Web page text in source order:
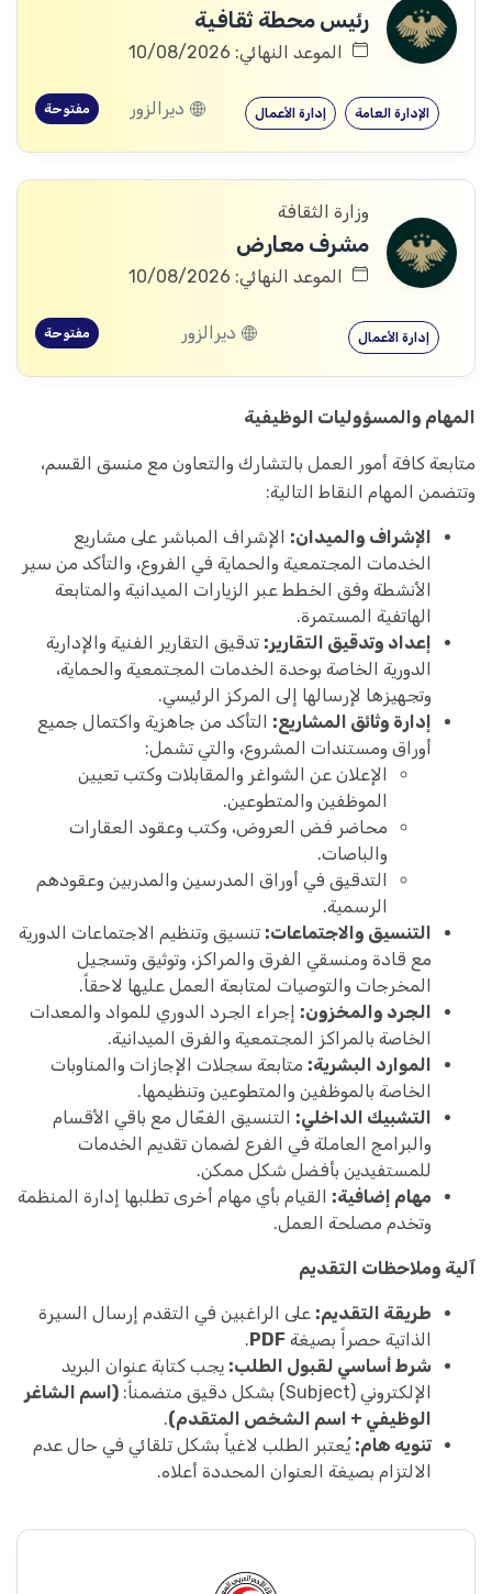
رئيس محطة ثقافية
الموعد النهائي: 10/08/2026
إدارة الأعمال الإدارة العامة ديرالزور مفتوحة
وزارة الثقافة
مشرف معارض
الموعد النهائي: 10/08/2026
إدارة الأعمال ديرالزور مفتوحة
المهام والمسؤوليات الوظيفية
متابعة كافة أمور العمل بالتشارك والتعاون مع منسق القسم،
وتتضمن المهام النقاط التالية:
الإشراف والميدان: الإشراف المباشر على مشاريع
الخدمات المجتمعية والحماية في الفروع، والتأكد من سير
الأنشطة وفق الخطط عبر الزيارات الميدانية والمتابعة
الهاتفية المستمرة.
إعداد وتدقيق التقارير: تدقيق التقارير الفنية والإدارية
الدورية الخاصة بوحدة الخدمات المجتمعية والحماية،
وتجهيزها لإرسالها إلى المركز الرئيسي.
إدارة وثائق المشاريع: التأكد من جاهزية واكتمال جميع
أوراق ومستندات المشروع، والتي تشمل:
الإعلان عن الشواغر والمقابلات وكتب تعيين
الموظفين والمتطوعين.
محاضر فض العروض، وكتب وعقود العقارات
والباصات.
التدقيق في أوراق المدرسين والمدربين وعقودهم
الرسمية.
التنسيق والاجتماعات: تنسيق وتنظيم الاجتماعات الدورية
مع قادة ومنسقي الفرق والمراكز، وتوثيق وتسجيل
المخرجات والتوصيات لمتابعة العمل عليها لاحقاً.
الجرد والمخزون: إجراء الجرد الدوري للمواد والمعدات
الخاصة بالمراكز المجتمعية والفرق الميدانية.
الموارد البشرية: متابعة سجلات الإجازات والمناوبات
الخاصة بالموظفين والمتطوعين وتنظيمها.
التشبيك الداخلي: التنسيق الفعّال مع باقي الأقسام
والبرامج العاملة في الفرع لضمان تقديم الخدمات
للمستفيدين بأفضل شكل ممكن.
مهام إضافية: القيام بأي مهام أخرى تطلبها إدارة المنظمة
وتخدم مصلحة العمل.
آلية وملاحظات التقديم
طريقة التقديم: على الراغبين في التقدم إرسال السيرة
الذاتية حصراً بصيغة PDF
.
شرط أساسي لقبول الطلب: يجب كتابة عنوان البريد
الإلكتروني (Subject) بشكل دقيق متضمناً:
(اسم الشاغر
الوظيفي + اسم الشخص المتقدم).
تنويه هام: يُعتبر الطلب لاغياً بشكل تلقائي في حال عدم
الالتزام بصيغة العنوان المحددة أعلاه.